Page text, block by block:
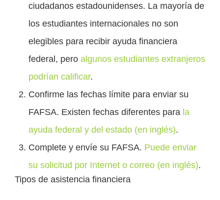
ciudadanos estadounidenses. La mayoría de
los estudiantes internacionales no son
elegibles para recibir ayuda financiera
federal, pero algunos estudiantes extranjeros
podrían calificar.
Confirme las fechas límite para enviar su
FAFSA. Existen fechas diferentes para la
ayuda federal y del estado (en inglés).
Complete y envíe su FAFSA. Puede enviar
su solicitud por Internet o correo (en inglés).
Tipos de asistencia financiera